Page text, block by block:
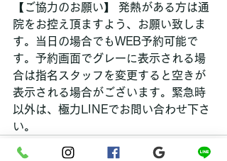
【ご協力のお願い】 発熱がある方は通
院をお控え頂ますよう、お願い致しま
す。当日の場合でもWEB予約可能で
す。予約画面でグレーに表示される場
合は指名スタッフを変更すると空きが
表示される場合がございます。緊急時
以外は、極力LINEでお問い合わせ下さ
い。